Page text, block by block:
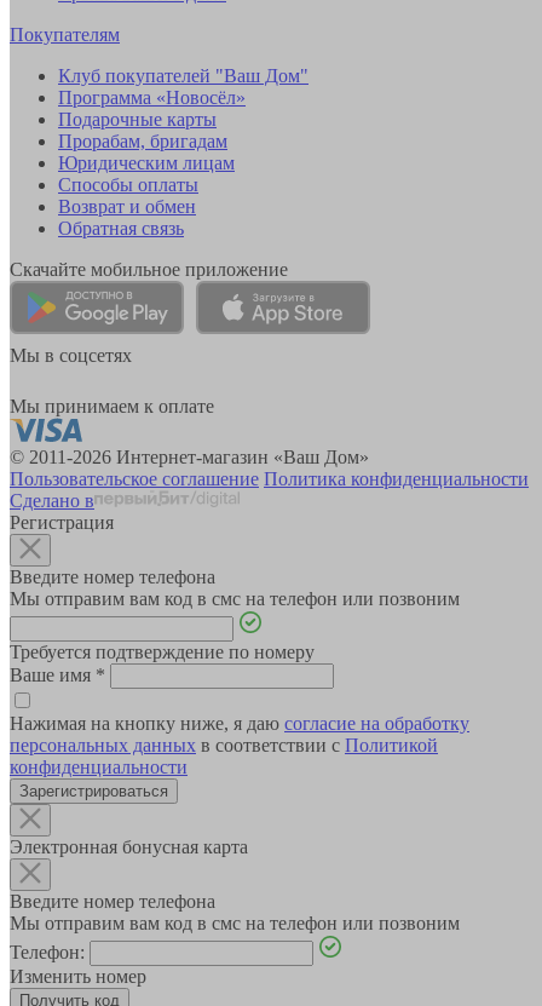
Покупателям
Клуб покупателей "Ваш Дом"
Программа «Новосёл»
Подарочные карты
Прорабам, бригадам
Юридическим лицам
Способы оплаты
Возврат и обмен
Обратная связь
Скачайте мобильное приложение
Мы в соцсетях
Мы принимаем к оплате
© 2011-2026 Интернет-магазин «Ваш Дом»
Пользовательское соглашение Политика конфиденциальности
Сделано в
Регистрация
Введите номер телефона
Мы отправим вам код в смс на телефон или позвоним
Требуется подтверждение по номеру
Ваше имя *
Нажимая на кнопку ниже, я даю согласие на обработку
персональных данных в соответствии с Политикой
конфиденциальности
Зарегистрироваться
Электронная бонусная карта
Введите номер телефона
Мы отправим вам код в смс на телефон или позвоним
Телефон:
Изменить номер